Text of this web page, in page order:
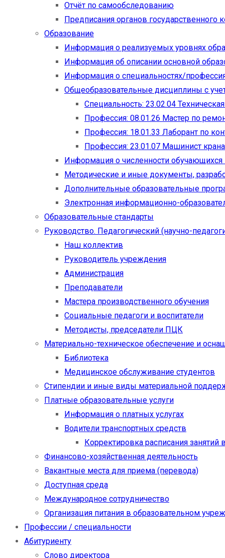
Отчёт по самообследованию
Предписания органов государственного
Образование
Информация о реализуемых уровнях
Информация об описании основной
Информация о специальностях/
Общеобразовательные дисциплины с
Специальность: 23.02.04
Профессия: 08.01.26 Мастер по
Профессия: 18.01.33 Лаборант по
Профессия: 23.01.07 Машинист
Информация о численности
Методические и иные документы,
Дополнительные образовательные
Электронная информационно-
Образовательные стандарты
Руководство. Педагогический (научно-
Наш коллектив
Руководитель учреждения
Администрация
Преподаватели
Мастера производственного обучения
Социальные педагоги и воспитатели​
Методисты, председатели ПЦК
Материально-техническое обеспечение и
Библиотека
Медицинское обслуживание студентов
Стипендии и иные виды материальной
Платные образовательные услуги
Информация о платных услугах
Водители транспортных средств
Корректировка расписания занятий
Финансово-хозяйственная деятельность
Вакантные места для приема (перевода)
Доступная среда
Международное сотрудничество
Организация питания в образовательном
Профессии / специальности
Абитуриенту
Слово директора